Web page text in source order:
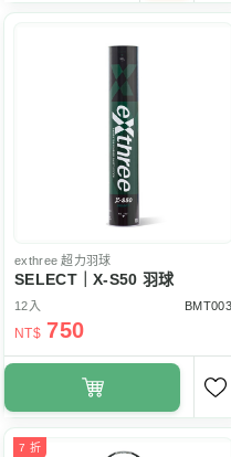
exthree 超力羽球
SELECT｜X-S50 羽球
12入 BMT003
NT$ 750
7 折